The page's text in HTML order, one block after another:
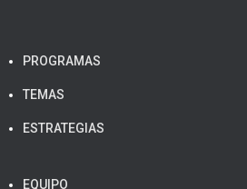
PROGRAMAS
TEMAS
ESTRATEGIAS
EQUIPO